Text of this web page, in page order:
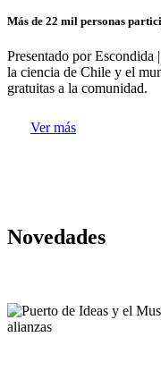
Más de 22 mil personas
Presentado por Escondida
la ciencia de Chile y el
gratuitas a la comunidad.
Ver más
Novedades